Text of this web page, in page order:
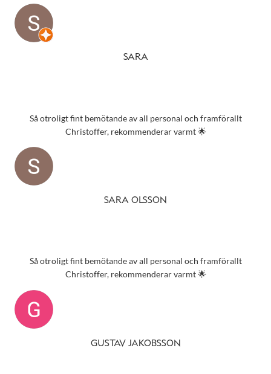
SARA
Så otroligt fint bemötande av all personal och framförallt
Christoffer, rekommenderar varmt 🌟
SARA OLSSON
Så otroligt fint bemötande av all personal och framförallt
Christoffer, rekommenderar varmt 🌟
GUSTAV JAKOBSSON